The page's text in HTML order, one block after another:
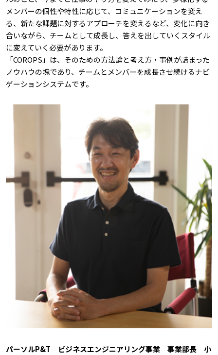
メンバーの個性や特性に応じて、コミュニケーションを変え
る、新たな課題に対するアプローチを変えるなど、変化に向き
合いながら、チームとして成長し、答えを出していくスタイル
に変えていく必要があります。
「COROPS」は、そのための方法論と考え方・事例が詰まった
ノウハウの塊であり、チームとメンバーを成長させ続けるナビ
ゲーションシステムです。
パーソルP&T ビジネスエンジニアリング事業 事業部長 小